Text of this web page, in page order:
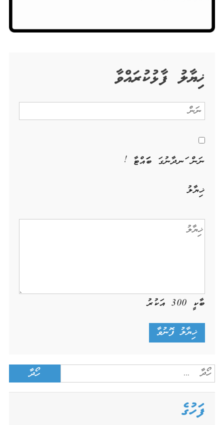
ޚިޔާލު ފާޅުކުރައްވާ
ނަން ހަނދާނުގަ ބަހައްޓާ !
ޚިޔާލު
ބާކީ 300އަކުރު
Search
for:
ފަހުގެ